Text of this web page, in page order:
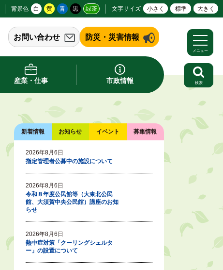
背景色 白 黄 青 黒 緑茶 文字サイズ 小さく 標準 大きく
お問い合わせ 防災・災害情報
産業・仕事 市政情報
メニュー
検索
新着情報 お知らせ イベント 募集情報
2026年8月6日
指定管理者公募中の施設について
2026年8月6日
令和８年度公民館等（大東北公民
館、大須賀中央公民館）講座のお知
らせ
2026年8月6日
熱中症対策「クーリングシェルタ
ー」の設置について